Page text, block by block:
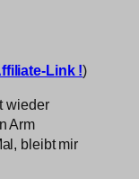
Link !)
wieder
Arm
bleibt mir